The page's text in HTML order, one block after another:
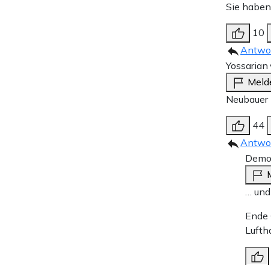
Sie
10
Yossarian
44
…
Ende